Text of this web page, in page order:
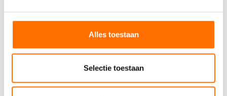
Alles toestaan
Selectie toestaan
Kontakt
Workshop-Kalender
Handbücher